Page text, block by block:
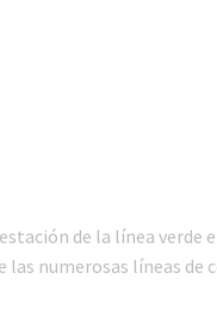
de la línea verde
numerosas líneas de